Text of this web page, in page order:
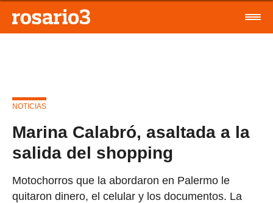
NOTICIAS
Marina Calabró, asaltada a la
salida del shopping
Motochorros que la abordaron en Palermo le
quitaron dinero, el celular y los documentos. La